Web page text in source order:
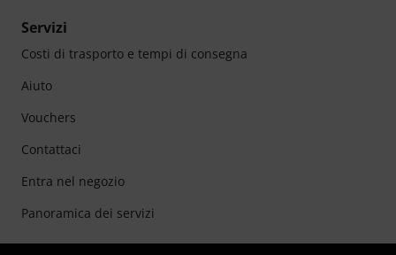
Servizi
Costi di trasporto e tempi di consegna
Aiuto
Vouchers
Contattaci
Entra nel negozio
Panoramica dei servizi